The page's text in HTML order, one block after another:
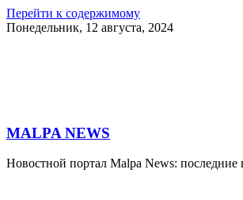
Перейти к содержимому
Понедельник, 12 августа, 2024
MALPA NEWS
Новостной портал Malpa News: